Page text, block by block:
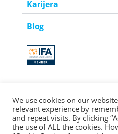
Karijera
Blog
©2026 Copyright Helen Doron
We use cookies on our
relevant experience by
and repeat visits. By clicking
the use of ALL the cookies.